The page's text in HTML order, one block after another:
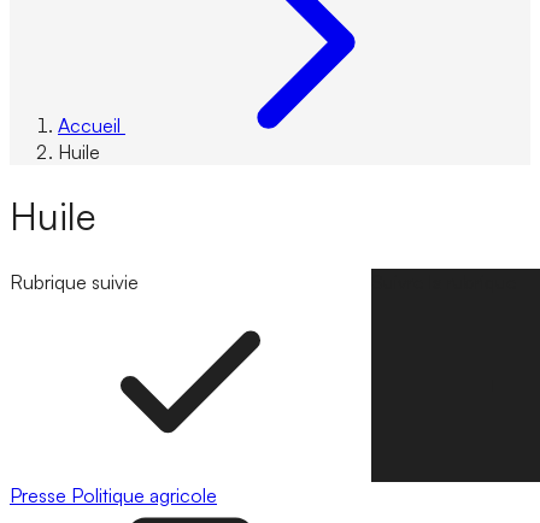
Accueil
Huile
Huile
Rubrique suivie
Presse Politique agricole